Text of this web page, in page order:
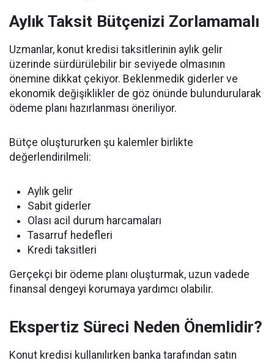
Aylık Taksit Bütçenizi Zorlamamalı
Uzmanlar, konut kredisi taksitlerinin aylık gelir
üzerinde sürdürülebilir bir seviyede olmasının
önemine dikkat çekiyor. Beklenmedik giderler ve
ekonomik değişiklikler de göz önünde bulundurularak
ödeme planı hazırlanması öneriliyor.
Bütçe oluştururken şu kalemler birlikte
değerlendirilmeli:
Aylık gelir
Sabit giderler
Olası acil durum harcamaları
Tasarruf hedefleri
Kredi taksitleri
Gerçekçi bir ödeme planı oluşturmak, uzun vadede
finansal dengeyi korumaya yardımcı olabilir.
Ekspertiz Süreci Neden Önemlidir?
Konut kredisi kullanılırken banka tarafından satın